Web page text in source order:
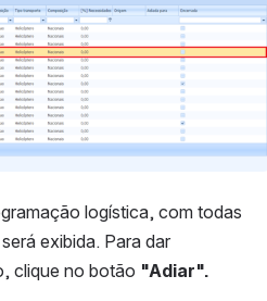
logística, com todas
exibida. Para dar
clique no botão "Adiar".